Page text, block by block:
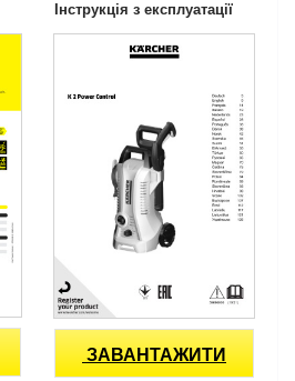
Інструкція з експлуатації
ЗАВАНТАЖИТИ